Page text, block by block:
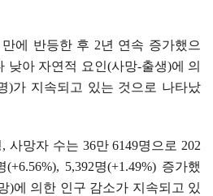
에 반등한 후 2년 연속 증가했으
낮아 자연적 요인(사망-출생)에 의
)가 지속되고 있는 것으로 나타났
, 사망자 수는 36만6149명으로 202
(+6.56%), 5,392명(+1.49%) 증가했
)에 의한 인구 감소가 지속되고 있